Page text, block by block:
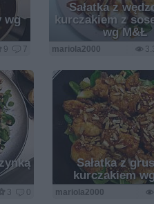
wg
9 7
Sałatka z
kurczakiem z
wg M&Ł
mariola2000
3 0
Sałatka z
kurczakiem
mariola2000